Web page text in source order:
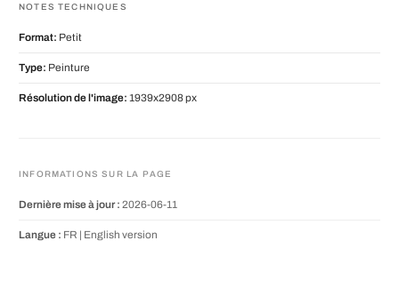
NOTES TECHNIQUES
Format: Petit
Type: Peinture
Résolution de l'image: 1939x2908 px
INFORMATIONS SUR LA PAGE
Dernière mise à jour : 2026-06-11
Langue : FR | English version